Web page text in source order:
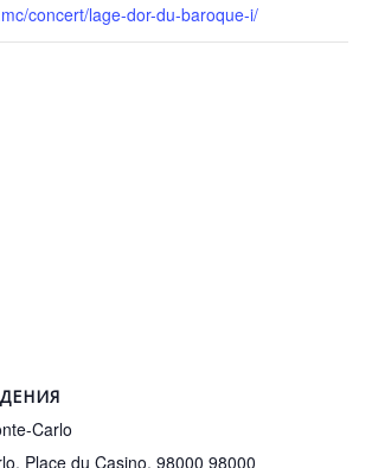
concert/lage-dor-du-baroque-i/
Carlo
Place du Casino, 98000 98000